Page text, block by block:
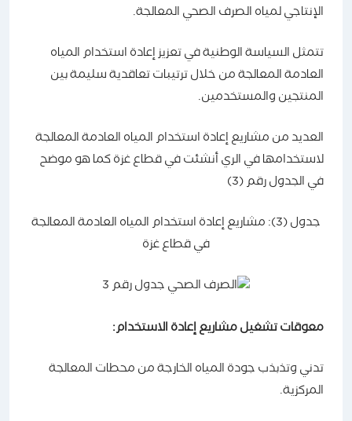
الإنتاجي لمياه الصرف الصحي المعالجة.
تتمثل السياسة الوطنية في تعزيز إعادة استخدام المياه
العادمة المعالجة من خلال ترتيبات تعاقدية سليمة بين
المنتجين والمستخدمين.
العديد من مشاريع إعادة استخدام المياه العادمة المعالجة
لاستخدامها في الري أنشئت في قطاع غزة كما هو موضح
في الجدول رقم (3)
جدول (3): مشاريع إعادة استخدام المياه العادمة المعالجة
في قطاع غزة
معوقات تشغيل مشاريع إعادة الاستخدام:
تدني وتذبذب جودة المياه الخارجة من محطات المعالجة
المركزية.